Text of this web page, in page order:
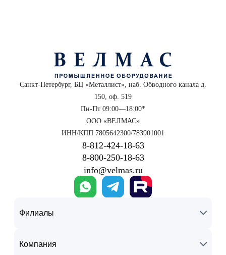
Санкт-Петербург, БЦ «Металлист», наб. Обводного канала д.
150, оф. 519
Пн-Пт 09:00—18:00*
ООО «ВЕЛМАС»
ИНН/КПП 7805642300/783901001
8‑812‑424‑18‑63
8‑800‑250‑18‑63
info@velmas.ru
Филиалы
Компания